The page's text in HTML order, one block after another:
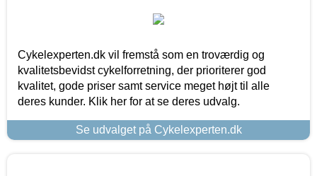
Cykelexperten.dk vil fremstå som en troværdig og
kvalitetsbevidst cykelforretning, der prioriterer god
kvalitet, gode priser samt service meget højt til alle
deres kunder. Klik her for at se deres udvalg.
Se udvalget på Cykelexperten.dk